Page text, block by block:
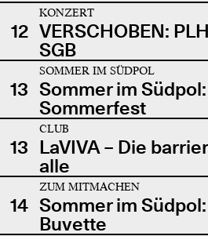
12
KONZERT
VERSCHOBEN:
SGB
13
SOMMER IM SÜDPOL
Sommer im
Sommerfest
13
CLUB
LaVIVA – Die
alle
14
ZUM MITMACHEN
Sommer im
Buvette